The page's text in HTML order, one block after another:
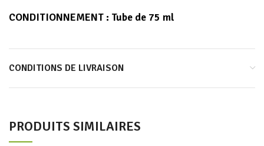
CONDITIONNEMENT : Tube de 75 ml
CONDITIONS DE LIVRAISON
PRODUITS SIMILAIRES